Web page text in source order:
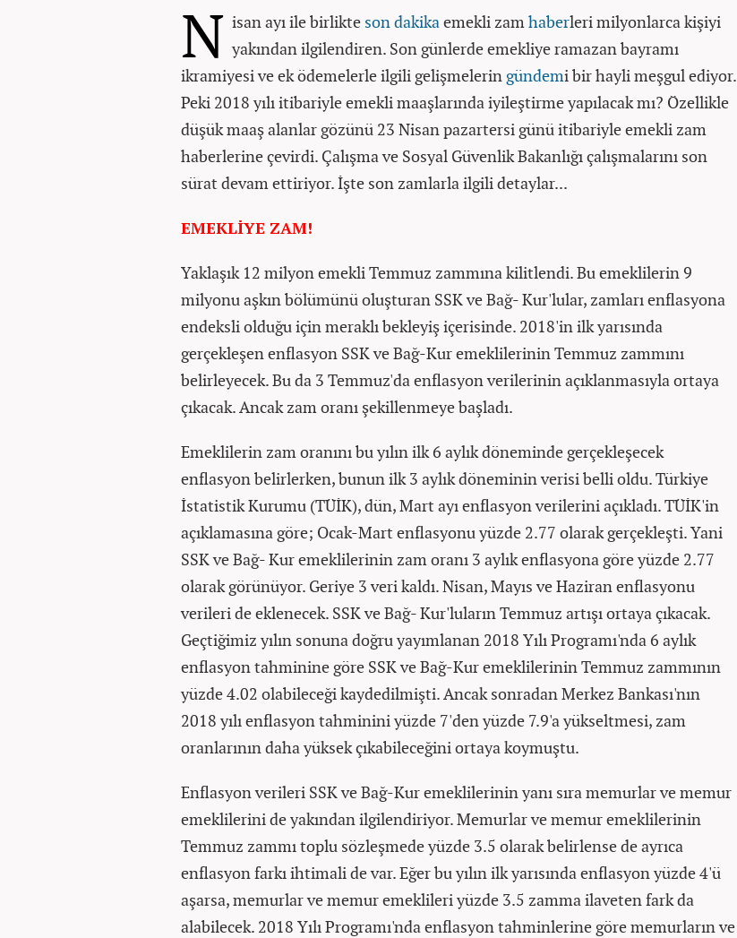
N isan ayı ile birlikte son dakikaemekli zamhaberleri milyonlarca kişiyi
yakından ilgilendiren. Son günlerde emekliye ramazan bayramı
ikramiyesi ve ek ödemelerle ilgili gelişmelerin gündemi bir hayli meşgul ediyor.
Peki 2018 yılı itibariyle emekli maaşlarında iyileştirme yapılacak mı? Özellikle
düşük maaş alanlar gözünü 23 Nisan pazartersi günü itibariyle emekli zam
haberlerine çevirdi. Çalışma ve Sosyal Güvenlik Bakanlığı çalışmalarını son
sürat devam ettiriyor. İşte son zamlarla ilgili detaylar...
EMEKLİYE ZAM!
Yaklaşık 12 milyon emekli Temmuz zammına kilitlendi. Bu emeklilerin 9
milyonu aşkın bölümünü oluşturan SSK ve Bağ- Kur'lular, zamları enflasyona
endeksli olduğu için meraklı bekleyiş içerisinde. 2018'in ilk yarısında
gerçekleşen enflasyon SSK ve Bağ-Kur emeklilerinin Temmuz zammını
belirleyecek. Bu da 3 Temmuz'da enflasyon verilerinin açıklanmasıyla ortaya
çıkacak. Ancak zam oranı şekillenmeye başladı.
Emeklilerin zam oranını bu yılın ilk 6 aylık döneminde gerçekleşecek
enflasyon belirlerken, bunun ilk 3 aylık döneminin verisi belli oldu. Türkiye
İstatistik Kurumu (TÜİK), dün, Mart ayı enflasyon verilerini açıkladı. TÜİK'in
açıklamasına göre; Ocak-Mart enflasyonu yüzde 2.77 olarak gerçekleşti. Yani
SSK ve Bağ- Kur emeklilerinin zam oranı 3 aylık enflasyona göre yüzde 2.77
olarak görünüyor. Geriye 3 veri kaldı. Nisan, Mayıs ve Haziran enflasyonu
verileri de eklenecek. SSK ve Bağ- Kur'luların Temmuz artışı ortaya çıkacak.
Geçtiğimiz yılın sonuna doğru yayımlanan 2018 Yılı Programı'nda 6 aylık
enflasyon tahminine göre SSK ve Bağ-Kur emeklilerinin Temmuz zammının
yüzde 4.02 olabileceği kaydedilmişti. Ancak sonradan Merkez Bankası'nın
2018 yılı enflasyon tahminini yüzde 7'den yüzde 7.9'a yükseltmesi, zam
oranlarının daha yüksek çıkabileceğini ortaya koymuştu.
Enflasyon verileri SSK ve Bağ-Kur emeklilerinin yanı sıra memurlar ve memur
emeklilerini de yakından ilgilendiriyor. Memurlar ve memur emeklilerinin
Temmuz zammı toplu sözleşmede yüzde 3.5 olarak belirlense de ayrıca
enflasyon farkı ihtimali de var. Eğer bu yılın ilk yarısında enflasyon yüzde 4'ü
aşarsa, memurlar ve memur emeklileri yüzde 3.5 zamma ilaveten fark da
alabilecek. 2018 Yılı Programı'nda enflasyon tahminlerine göre memurların ve